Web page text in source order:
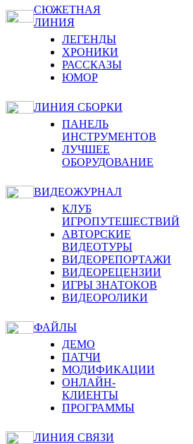
СЮЖЕТНАЯ
ЛИНИЯ
ЛЕГЕНДЫ
ХРОНИКИ
РАССКАЗЫ
ЮМОР
ЛИНИЯ СБОРКИ
ПАНЕЛЬ
ИНСТРУМЕНТОВ
ЛУЧШЕЕ
ОБОРУДОВАНИЕ
ВИДЕОЖУРНАЛ
КЛУБ
ИГРОПУТЕШЕСТВИЙ
АВТОРСКИЕ
ВИДЕОТУРЫ
ВИДЕОРЕПОРТАЖИ
ВИДЕОРЕЦЕНЗИИ
ИГРЫ ЗНАТОКОВ
ВИДЕОРОЛИКИ
ФАЙЛЫ
ДЕМО
ПАТЧИ
МОДИФИКАЦИИ
ОНЛАЙН-
КЛИЕНТЫ
ПРОГРАММЫ
ЛИНИЯ СВЯЗИ